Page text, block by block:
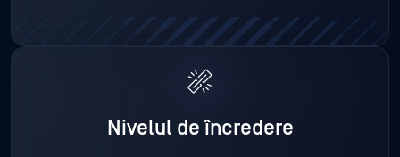
Nivelul de încredere